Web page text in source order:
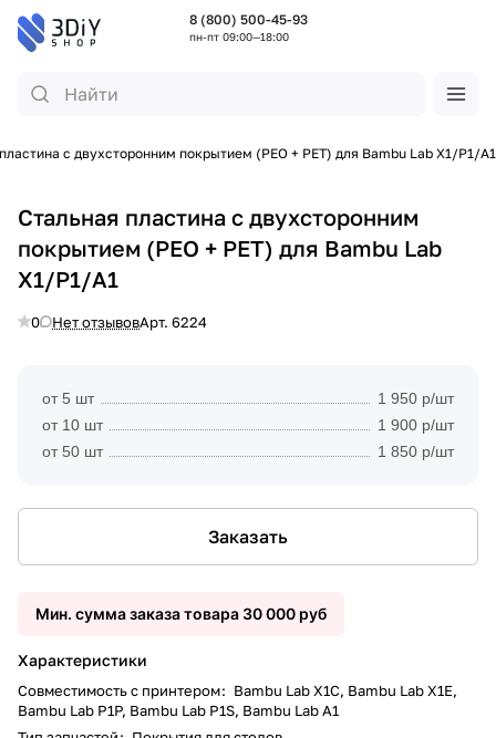
8 (800) 500-45-93
пн-пт 09:00—18:00
с двухсторонним покрытием (PEO + PET) для Bambu Lab X1/P1/A1
Стальная пластина с двухсторонним
покрытием (PEO + PET) для Bambu Lab
X1/P1/A1
0 Нет отзывовАрт. 6224
от 5 шт
1 950 р/шт
от 10 шт
1 900 р/шт
от 50 шт
1 850 р/шт
Заказать
Мин. сумма заказа товара 30 000 руб
Характеристики
Совместимость с принтером: Bambu Lab X1C, Bambu Lab X1E,
Bambu Lab P1P, Bambu Lab P1S, Bambu Lab A1